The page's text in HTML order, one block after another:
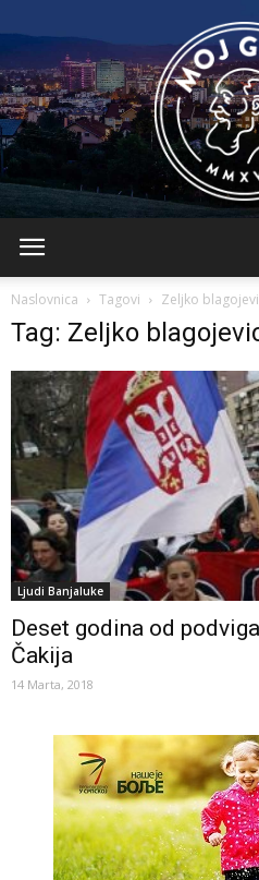
Naslovnica Tagovi Zeljko
Tag: Zeljko
Ljudi Banjaluke
Deset godina od
Čakija
14 Marta, 2018